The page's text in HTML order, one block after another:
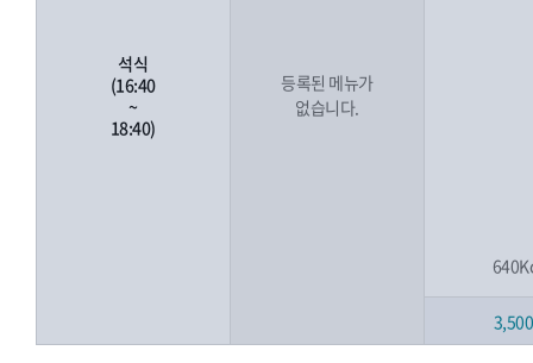
석식
(16:40
~
18:40)
등록된 메뉴가
없습니다.